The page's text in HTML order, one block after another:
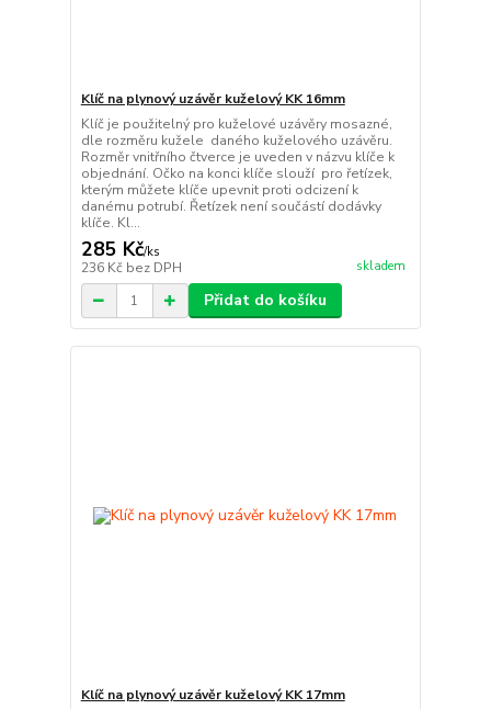
Klíč na plynový uzávěr kuželový KK 16mm
Klíč je použitelný pro kuželové uzávěry mosazné,
dle rozměru kužele daného kuželového uzávěru.
Rozměr vnitřního čtverce je uveden v názvu klíče k
objednání. Očko na konci klíče slouží pro řetízek,
kterým můžete klíče upevnit proti odcizení k
danému potrubí. Řetízek není součástí dodávky
klíče. Kl...
285 Kč/ks
236 Kč bez DPH skladem
Přidat do košíku
Klíč na plynový uzávěr kuželový KK 17mm